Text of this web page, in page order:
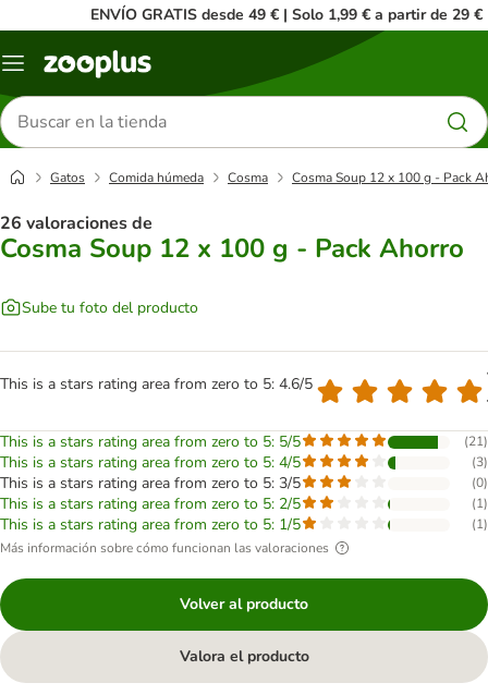
ENVÍO GRATIS desde 49 € | Solo 1,99 € a partir de 29 €
Menú
Buscar
productos
Gatos Comida húmeda Cosma Cosma Soup 12 x 100 g - Pack
26 valoraciones de
Cosma Soup 12 x 100 g - Pack Ahorro
Sube tu foto del producto
This is a stars rating area from zero to 5: 4.6/5
This is a stars rating area from zero to 5: 5/5 (21)
This is a stars rating area from zero to 5: 4/5 (3)
This is a stars rating area from zero to 5: 3/5 (0)
This is a stars rating area from zero to 5: 2/5 (1)
This is a stars rating area from zero to 5: 1/5 (1)
Más información sobre cómo funcionan las valoraciones
Volver al producto
Valora el producto